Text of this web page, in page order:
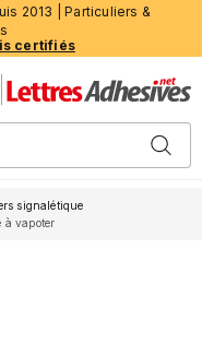
2013 | Particuliers &
certifiés
signalétique
à vapoter